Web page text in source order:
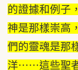
的證據和例子
神是那樣崇高
們的靈魂是那
洋⋯⋯這些聖